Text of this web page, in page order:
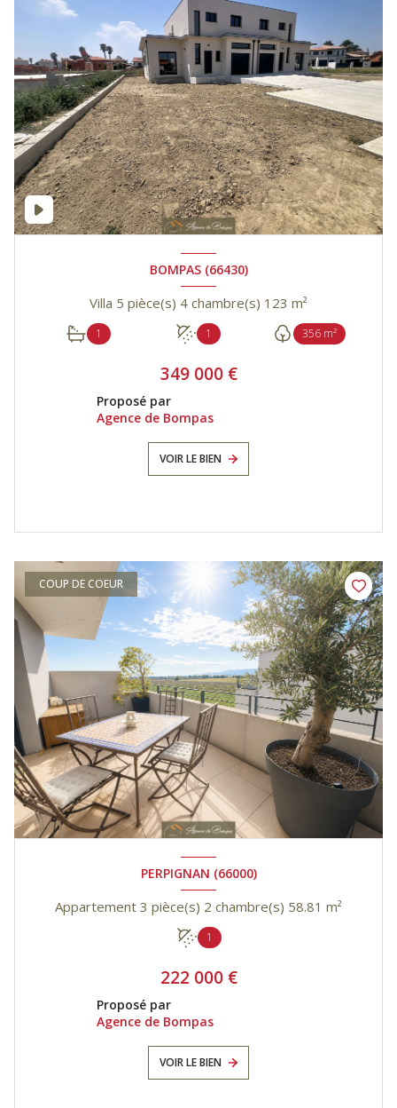
BOMPAS (66430)
Villa 5 pièce(s) 4 chambre(s) 123 m²
1 1 356 m²
349 000 €
Proposé par
Agence de Bompas
VOIR LE BIEN
COUP DE COEUR
PERPIGNAN (66000)
Appartement 3 pièce(s) 2 chambre(s) 58.81 m²
1
222 000 €
Proposé par
Agence de Bompas
VOIR LE BIEN